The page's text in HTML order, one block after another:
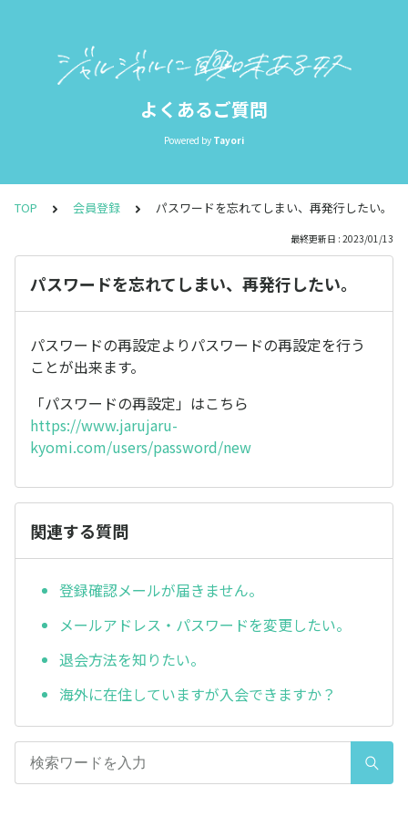
よくあるご質問
Powered by Tayori
TOP 会員登録 パスワードを忘れてしまい、再発行したい。
最終更新日 : 2023/01/13
パスワードを忘れてしまい、再発行したい。
パスワードの再設定よりパスワードの再設定を行う
ことが出来ます。
「パスワードの再設定」はこちら
https://www.jarujaru-
kyomi.com/users/password/new
関連する質問
登録確認メールが届きません。
メールアドレス・パスワードを変更したい。
退会方法を知りたい。
海外に在住していますが入会できますか？